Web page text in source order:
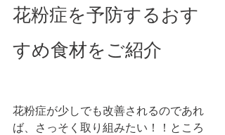
花粉症を予防するおす
すめ食材をご紹介
花粉症が少しでも改善されるのであれ
ば、さっそく取り組みたい！！ところ